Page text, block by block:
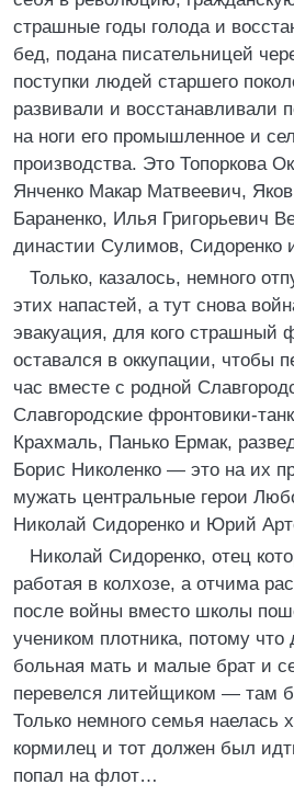
страшные годы голода и
бед, подана писательницей
поступки людей старшего
развивали и восстанавливали
на ноги его промышленное и
производства. Это Топоркова
Янченко Макар Матвеевич,
Бараненко, Илья Григорьевич
династии Сулимов, Сидоренко
Только, казалось, немного
этих напастей, а тут снова
эвакуация, для кого страшный
оставался в оккупации, чтобы
час вместе с родной
Славгородские фронтовики-
Крахмаль, Панько Ермак,
Борис Николенко — это на их
мужать центральные герои
Николай Сидоренко и Юрий
Николай Сидоренко, отец
работая в колхозе, а отчима
после войны вместо школы
учеником плотника, потому что
больная мать и малые брат и
перевелся литейщиком — там
Только немного семья наелась
кормилец и тот должен был
попал на флот…